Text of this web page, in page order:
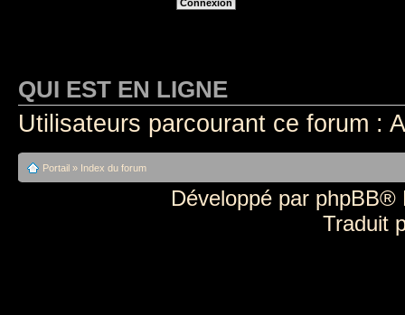
QUI EST EN LIGNE
Utilisateurs parcourant ce forum :
Portail » Index du forum
Développé par phpBB®
Traduit